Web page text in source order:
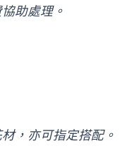
助處理。
，亦可指定搭配。